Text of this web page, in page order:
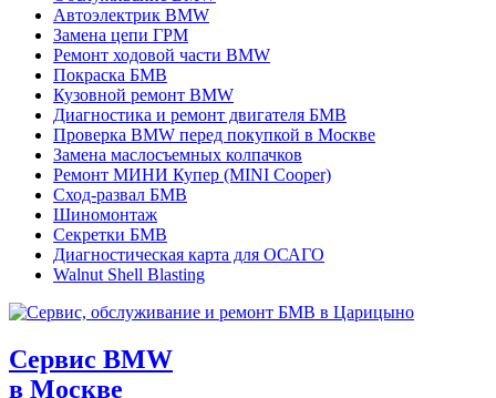
Автоэлектрик BMW
Замена цепи ГРМ
Ремонт ходовой части BMW
Покраска БМВ
Кузовной ремонт BMW
Диагностика и ремонт двигателя БМВ
Проверка BMW перед покупкой в Москве
Замена маслосъемных колпачков
Ремонт МИНИ Купер (MINI Cooper)
Сход-развал БМВ
Шиномонтаж
Секретки БМВ
Диагностическая карта для ОСАГО
Walnut Shell Blasting
Сервис BMW
в Москве